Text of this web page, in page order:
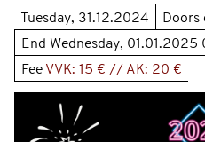
Tuesday, 31.12.2024 Doors
End Wednesday, 01.01.2025
Fee VVK: 15 € // AK: 20 €